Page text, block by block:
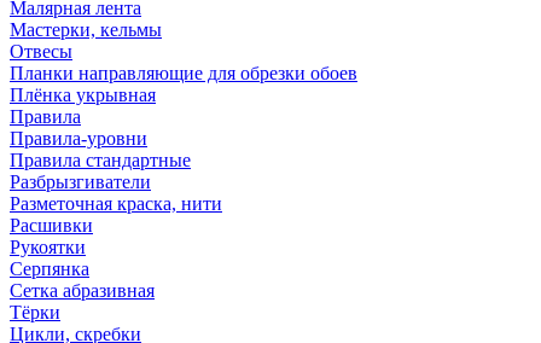
Малярная лента
Мастерки, кельмы
Отвесы
Планки направляющие для обрезки обоев
Плёнка укрывная
Правила
Правила-уровни
Правила стандартные
Разбрызгиватели
Разметочная краска, нити
Расшивки
Рукоятки
Серпянка
Сетка абразивная
Тёрки
Цикли, скребки